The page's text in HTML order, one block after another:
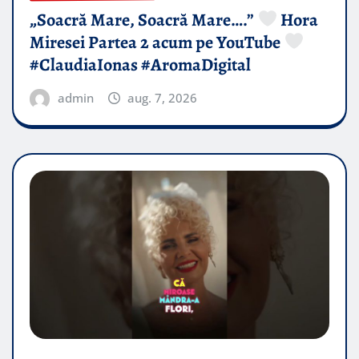
„Soacră Mare, Soacră Mare….”
Hora
Miresei Partea 2 acum pe YouTube
#ClaudiaIonas #AromaDigital
admin aug. 7, 2026